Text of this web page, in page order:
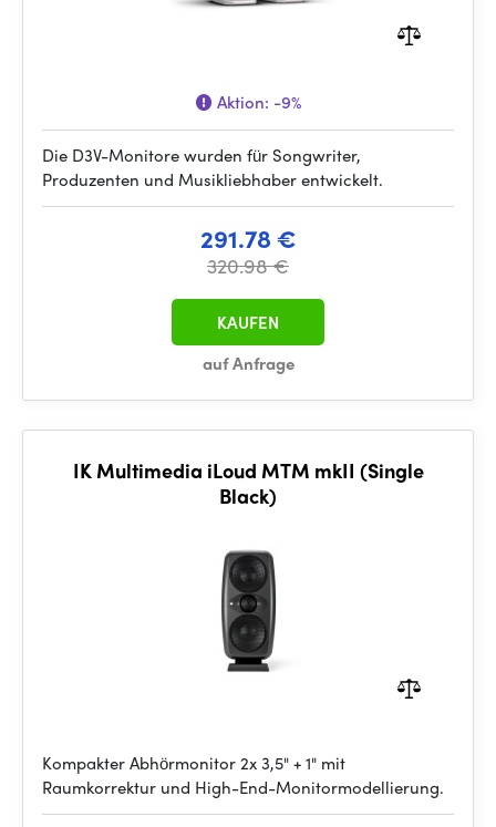
Aktion: -9%
Die D3V-Monitore wurden für Songwriter,
Produzenten und Musikliebhaber entwickelt.
291.78 €
320.98 €
auf Anfrage
KAUFEN
IK Multimedia iLoud MTM mkII (Single
Black)
Kompakter Abhörmonitor 2x 3,5" + 1" mit
Raumkorrektur und High-End-Monitormodellierung.